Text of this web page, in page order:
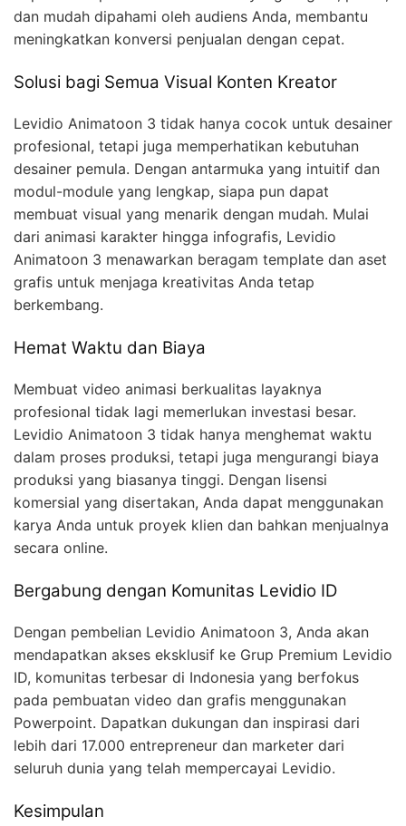
dan mudah dipahami oleh audiens Anda, membantu
meningkatkan konversi penjualan dengan cepat.
Solusi bagi Semua Visual Konten Kreator
Levidio Animatoon 3 tidak hanya cocok untuk desainer
profesional, tetapi juga memperhatikan kebutuhan
desainer pemula. Dengan antarmuka yang intuitif dan
modul-module yang lengkap, siapa pun dapat
membuat visual yang menarik dengan mudah. Mulai
dari animasi karakter hingga infografis, Levidio
Animatoon 3 menawarkan beragam template dan aset
grafis untuk menjaga kreativitas Anda tetap
berkembang.
Hemat Waktu dan Biaya
Membuat video animasi berkualitas layaknya
profesional tidak lagi memerlukan investasi besar.
Levidio Animatoon 3 tidak hanya menghemat waktu
dalam proses produksi, tetapi juga mengurangi biaya
produksi yang biasanya tinggi. Dengan lisensi
komersial yang disertakan, Anda dapat menggunakan
karya Anda untuk proyek klien dan bahkan menjualnya
secara online.
Bergabung dengan Komunitas Levidio ID
Dengan pembelian Levidio Animatoon 3, Anda akan
mendapatkan akses eksklusif ke Grup Premium Levidio
ID, komunitas terbesar di Indonesia yang berfokus
pada pembuatan video dan grafis menggunakan
Powerpoint. Dapatkan dukungan dan inspirasi dari
lebih dari 17.000 entrepreneur dan marketer dari
seluruh dunia yang telah mempercayai Levidio.
Kesimpulan